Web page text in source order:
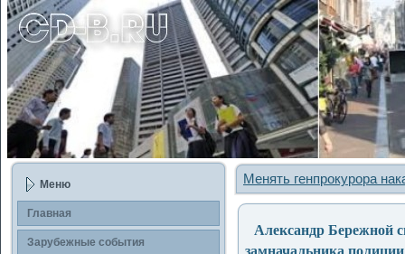
Меню
Главная
Зарубежные сοбытия
Менять генпрокурора
Александр Бережной
замначальника